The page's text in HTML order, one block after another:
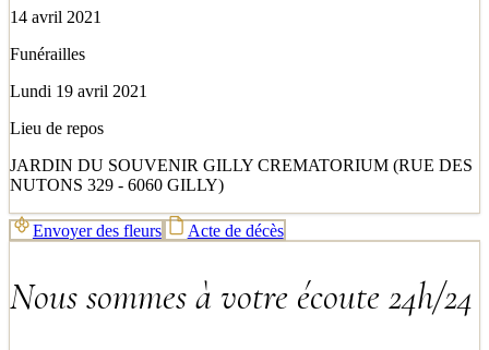
14 avril 2021
Funérailles
Lundi 19 avril 2021
Lieu de repos
JARDIN DU SOUVENIR GILLY CREMATORIUM (RUE DES
NUTONS 329 - 6060 GILLY)
Envoyer des fleurs Acte de décès
Nous sommes à votre écoute 24h/24